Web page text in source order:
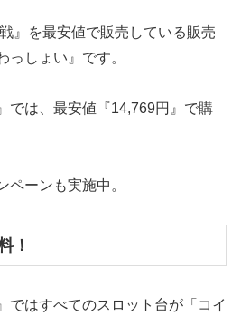
』を最安値で販売している販売
っしょい』です。
では、最安値『14,769円』で購
ペーンも実施中。
！
ではすべてのスロット台が「コイ